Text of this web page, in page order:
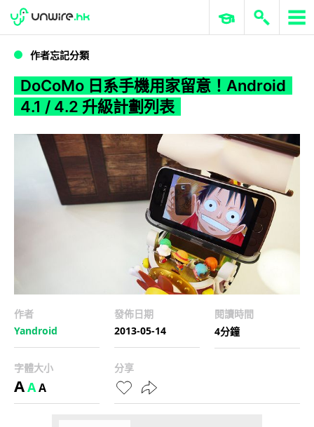
WWDC 2026 ERP 與商業 AI
作者忘記分類
DoCoMo 日系手機用家留意！Android
4.1 / 4.2 升級計劃列表
作者
Yandroid
發佈日期
2013-05-14
閱讀時間
4分鐘
字體大小
AAA
分享